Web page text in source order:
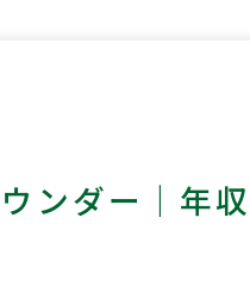
ウンダー｜年